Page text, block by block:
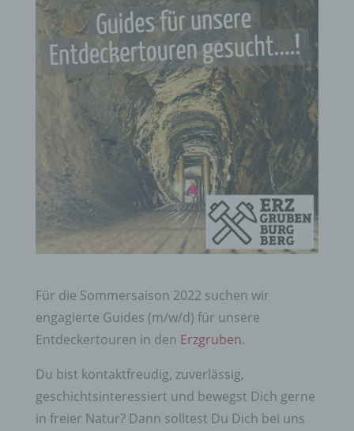
Für die Sommersaison 2022 suchen wir
engagierte Guides (m/w/d) für unsere
Entdeckertouren in den Erzgruben.
Du bist kontaktfreudig, zuverlässig,
geschichtsinteressiert und bewegst Dich gerne
in freier Natur? Dann solltest Du Dich bei uns